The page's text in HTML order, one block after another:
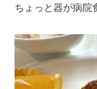
ちょっと器が病院